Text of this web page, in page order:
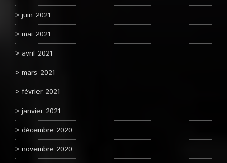
juin 2021
mai 2021
avril 2021
mars 2021
février 2021
janvier 2021
décembre 2020
novembre 2020